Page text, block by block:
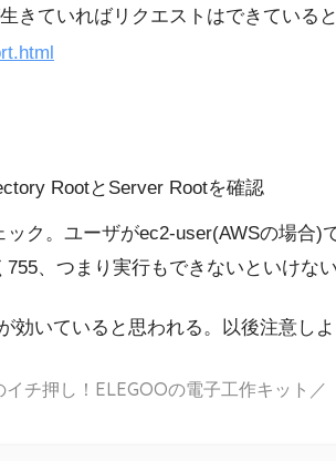
きていればリクエストはできている
RootとServer Rootを確認
ク。ユーザがec2-user(AWSの場合)
、つまり実行もできないといけない
いていると思われる。以後注意しよ
チ押し！ELEGOOの電子工作キット／